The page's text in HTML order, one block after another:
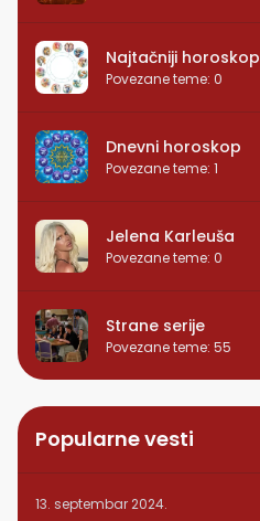
Najtačniji horoskop
Povezane teme: 0
Dnevni horoskop
Povezane teme: 1
Jelena Karleuša
Povezane teme: 0
Strane serije
Povezane teme: 55
Popularne vesti
13. septembar 2024.